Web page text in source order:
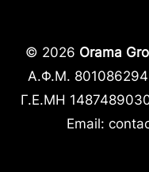
© 2026 Orama
Α.Φ.Μ. 801086294
Γ.Ε.ΜΗ
Email: